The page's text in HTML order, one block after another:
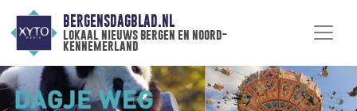
BERGENSDAGBLAD.NL
lokaal nieuws bergen en noord-
kennemerland